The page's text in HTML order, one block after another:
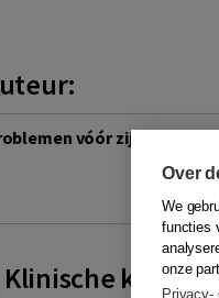
vóór zijn’ met
Klinische
Over
We
functies
onze
Privacy-